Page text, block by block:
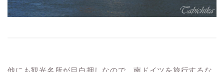
他にも観光名所が目白押しなので、南ドイツを旅行するな